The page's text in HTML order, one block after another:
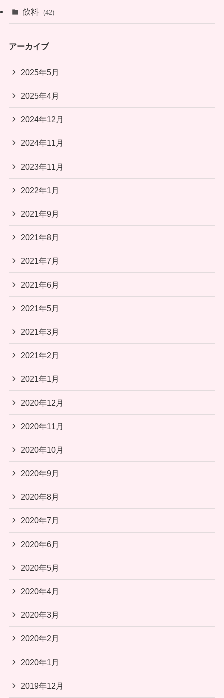
飲料 (42)
アーカイブ
2025年5月
2025年4月
2024年12月
2024年11月
2023年11月
2022年1月
2021年9月
2021年8月
2021年7月
2021年6月
2021年5月
2021年3月
2021年2月
2021年1月
2020年12月
2020年11月
2020年10月
2020年9月
2020年8月
2020年7月
2020年6月
2020年5月
2020年4月
2020年3月
2020年2月
2020年1月
2019年12月